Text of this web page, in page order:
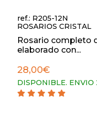
ref.: R205-12N
ROSARIOS CRISTAL
Rosario completo
elaborado con...
28,00€
DISPONIBLE. ENVIO